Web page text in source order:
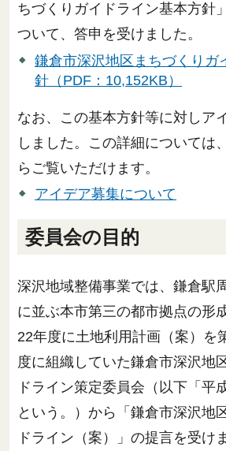
ちづくりガイドライン基本方針
ついて、答申を受けました。
鎌倉市深沢地区まちづくりガ
針（PDF：10,152KB）
なお、この基本方針等に対しア
しました。この詳細については
らご覧いただけます。
アイデア募集について
委員会の目的
深沢地域整備事業では、鎌倉駅
に並ぶ本市第三の都市拠点の形
22年度に土地利用計画（案）を
度に組織していた鎌倉市深沢地
ドライン策定委員会（以下「平
という。）から「鎌倉市深沢地
ドライン（案）」の提言を受け